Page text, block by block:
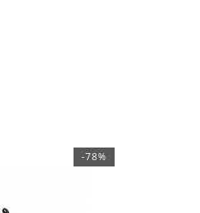
-78%